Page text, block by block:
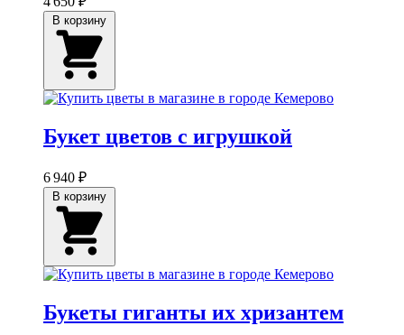
Букет цветов с игрушкой
6 940 ₽
Букеты гиганты их хризантем